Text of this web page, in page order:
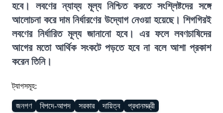
হবে। লবণের ন্যায্য মূল্য নিশ্চিত করতে সংশ্লিষ্টদের সঙ্গে
আলোচনা করে দাম নির্ধারণের উদ্যোগ নেওয়া হয়েছে। শিগগিরই
লবণের নির্ধারিত মূল্য জানানো হবে। এর ফলে লবণচাষিদের
আগের মতো আর্থিক সংকটে পড়তে হবে না বলে আশা প্রকাশ
করেন তিনি।
ট্যাগসমূহ:
জনগণ বিপদে-আপদ সরকার দায়িত্ব প্রধানমন্ত্রী